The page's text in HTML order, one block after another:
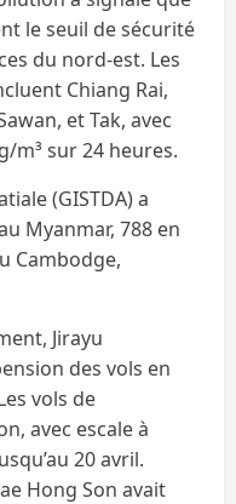
le seuil de sécurité
du nord-est. Les
Chiang Rai,
et Tak, avec
m³ sur 24 heures.
(GISTDA) a
Myanmar, 788 en
Cambodge,
Jirayu
des vols en
vols de
avec escale à
20 avril.
Hong Son avait